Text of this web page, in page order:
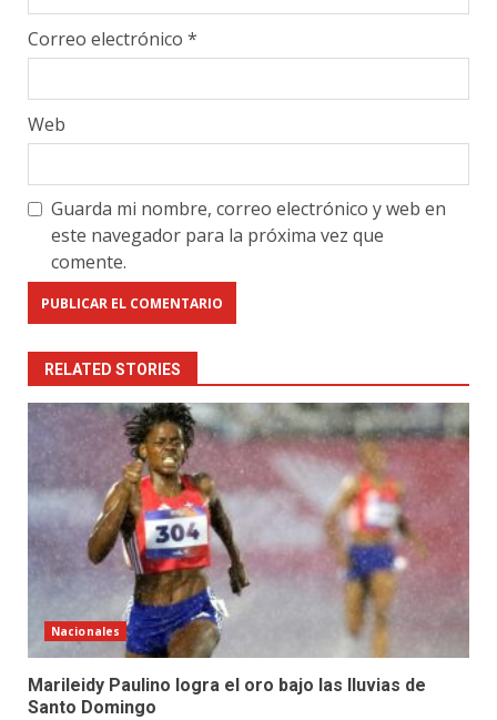
Correo electrónico *
Web
Guarda mi nombre, correo electrónico y web en
este navegador para la próxima vez que
comente.
RELATED STORIES
Nacionales
Marileidy Paulino logra el oro bajo las lluvias de
Santo Domingo